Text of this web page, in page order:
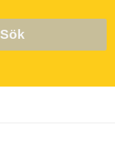
Sök